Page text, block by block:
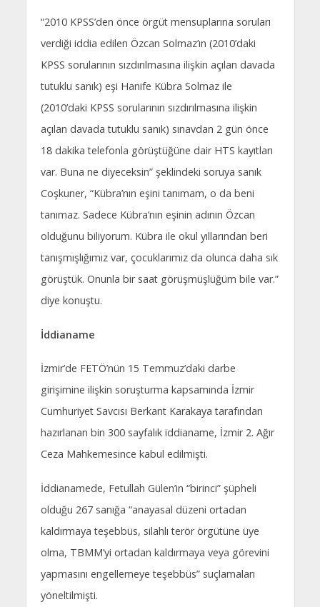
“2010 KPSS’den önce örgüt mensuplarına soruları
verdiği iddia edilen Özcan Solmaz’ın (2010’daki
KPSS sorularının sızdırılmasına ilişkin açılan davada
tutuklu sanık) eşi Hanife Kübra Solmaz ile
(2010’daki KPSS sorularının sızdırılmasına ilişkin
açılan davada tutuklu sanık) sınavdan 2 gün önce
18 dakika telefonla görüştüğüne dair HTS kayıtları
var. Buna ne diyeceksin” şeklindeki soruya sanık
Coşkuner, “Kübra’nın eşini tanımam, o da beni
tanımaz. Sadece Kübra’nın eşinin adının Özcan
olduğunu biliyorum. Kübra ile okul yıllarından beri
tanışmışlığımız var, çocuklarımız da olunca daha sık
görüştük. Onunla bir saat görüşmüşlüğüm bile var.”
diye konuştu.
İddianame
İzmir’de FETÖ’nün 15 Temmuz’daki darbe
girişimine ilişkin soruşturma kapsamında İzmir
Cumhuriyet Savcısı Berkant Karakaya tarafından
hazırlanan bin 300 sayfalık iddianame, İzmir 2. Ağır
Ceza Mahkemesince kabul edilmişti.
İddianamede, Fetullah Gülen’in “birinci” şüpheli
olduğu 267 sanığa “anayasal düzeni ortadan
kaldırmaya teşebbüs, silahlı terör örgütüne üye
olma, TBMM’yi ortadan kaldırmaya veya görevini
yapmasını engellemeye teşebbüs” suçlamaları
yöneltilmişti.